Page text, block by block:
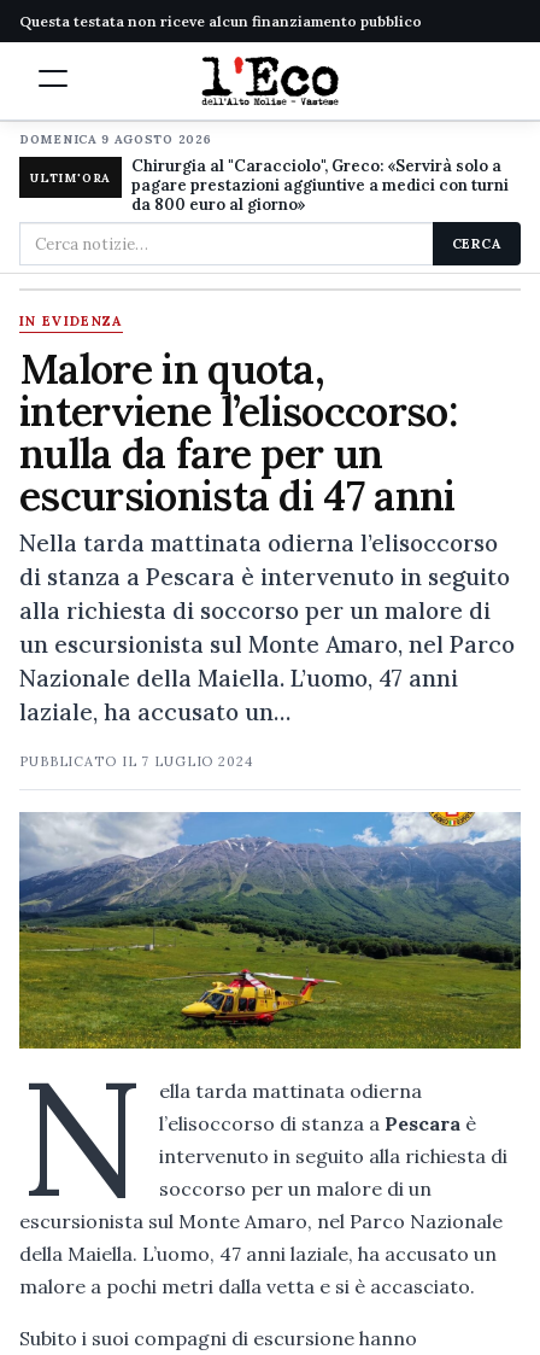
Questa testata non riceve alcun finanziamento pubblico
DOMENICA 9 AGOSTO 2026
ULTIM'ORA
Chirurgia al "Caracciolo", Greco: «Servirà solo a
pagare prestazioni aggiuntive a medici con turni
da 800 euro al giorno»
Cerca
nel
sito
CERCA
IN EVIDENZA
Malore in quota,
interviene l’elisoccorso:
nulla da fare per un
escursionista di 47 anni
Nella tarda mattinata odierna l’elisoccorso
di stanza a Pescara è intervenuto in seguito
alla richiesta di soccorso per un malore di
un escursionista sul Monte Amaro, nel Parco
Nazionale della Maiella. L’uomo, 47 anni
laziale, ha accusato un…
PUBBLICATO IL 7 LUGLIO 2024
N
ella tarda mattinata odierna
l’elisoccorso di stanza a Pescara è
intervenuto in seguito alla richiesta di
soccorso per un malore di un
escursionista sul Monte Amaro, nel Parco Nazionale
della Maiella. L’uomo, 47 anni laziale, ha accusato un
malore a pochi metri dalla vetta e si è accasciato.
Subito i suoi compagni di escursione hanno